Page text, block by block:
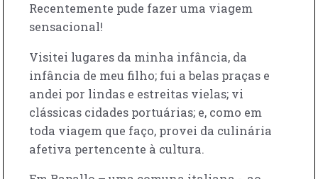
Recentemente pude fazer uma viagem
sensacional!
Visitei lugares da minha infância, da
infância de meu filho; fui a belas praças e
andei por lindas e estreitas vielas; vi
clássicas cidades portuárias; e, como em
toda viagem que faço, provei da culinária
afetiva pertencente à cultura.